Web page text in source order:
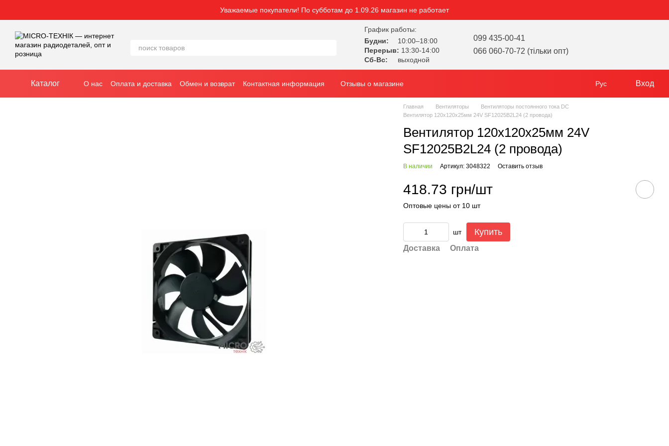
Уважаемые покупатели! По субботам до 1.09.26 магазин не работает
График работы:
Будни:
10:00–18:00
Перерыв: 13:30-14:00
Сб-Вс:
выходной
099 435-00-41
066 060-70-72 (тільки опт)
Каталог О нас Оплата и доставка Обмен и возврат Контактная информация Отзывы о магазине Рус Вход
Главная Вентиляторы
Вентиляторы постоянного тока DC
Вентилятор 120х120х25мм 24V SF12025B2L24 (2 провода)
Вентилятор 120х120х25мм 24V
SF12025B2L24 (2 провода)
В наличии Артикул: 3048322 Оставить отзыв
418.73 грн/шт
Оптовые цены от 10 шт
шт Купить
Доставка Оплата